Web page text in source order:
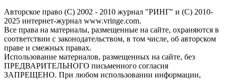
Авторское право (С) 2002 - 2010 журнал "РИНГ" и (С) 2010-
2025 интернет-журнал www.vringe.com.
Все права на материалы, размещенные на сайте, охраняются в
соответствии с законодательством, в том числе, об авторском
праве и смежных правах.
Использование материалов, размещенных на сайте, без
ПРЕДВАРИТЕЛЬНОГО письменного согласия
ЗАПРЕЩЕНО. При любом использовании информации,